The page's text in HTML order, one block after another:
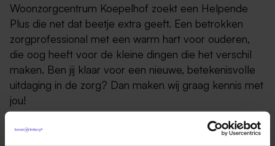
Woonzorgcentrum Koepelhof zoekt een Helpende
Plus die net dat beetje extra geeft. Een betrokken
zorgprofessional met een warm hart voor ouderen,
die oog heeft voor de kleine dingen die het verschil
maken. Ben jij klaar voor een nieuwe, betekenisvolle
uitdaging in de zorg? Dan maken wij graag kennis met
jou!
Dit draag jij bij